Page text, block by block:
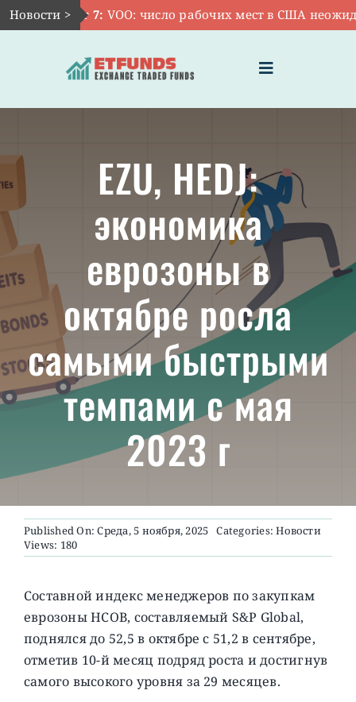
Skip
to
Новости >
Авг 7:VOO: число рабочих мест в США
Toggle
Navigation
ЧТО ТАКОЕ ETF
ИНВЕСТИЦИИ В ETF
ТЕМАТИЧЕСКИЕ ETF
АКТУАЛЬНЫЕ
О ПРОЕКТЕ
EZU, HEDJ:
экономика
еврозоны в
октябре росла
самыми быстрыми
темпами с мая
2023 г
Published On: Среда, 5 ноября, 2025 Categories:Новости
Views: 180
Составной индекс менеджеров по закупкам
еврозоны HCOB, составляемый S&P Global,
поднялся до 52,5 в октябре с 51,2 в сентябре,
отметив 10-й месяц подряд роста и достигнув
самого высокого уровня за 29 месяцев.